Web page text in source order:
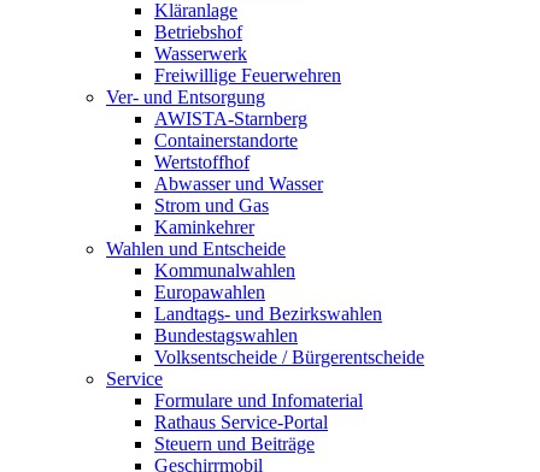
Kläranlage
Betriebshof
Wasserwerk
Freiwillige Feuerwehren
Ver- und Entsorgung
AWISTA-Starnberg
Containerstandorte
Wertstoffhof
Abwasser und Wasser
Strom und Gas
Kaminkehrer
Wahlen und Entscheide
Kommunalwahlen
Europawahlen
Landtags- und Bezirkswahlen
Bundestagswahlen
Volksentscheide / Bürgerentscheide
Service
Formulare und Infomaterial
Rathaus Service-Portal
Steuern und Beiträge
Geschirrmobil